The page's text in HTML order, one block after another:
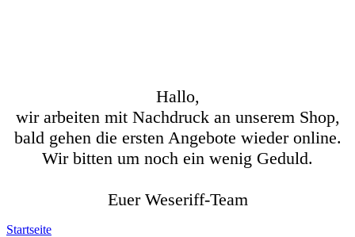
Hallo,
wir arbeiten mit Nachdruck an unserem Shop,
bald gehen die ersten Angebote wieder online.
Wir bitten um noch ein wenig Geduld.
Euer Weseriff-Team
Startseite